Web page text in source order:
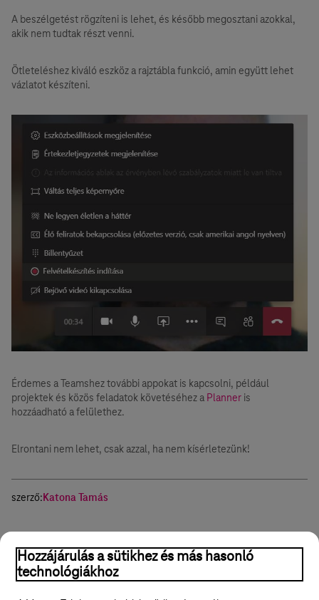
A beszélgetést rögzíteni is lehet, és később megosztani azokkal,
akik nem tudtak részt venni.
Ötleteléshez kiváló eszköz a rajztábla funkció, amin együtt lehet
vázlatot készíteni.
Érdemes a Teamshez további appokat is kapcsolni, például
projektek és közös feladatok követéséhez a Planner is
hozzáadható a felülethez.
Elrontani nem lehet, csak azzal, ha nem kísérletezünk!
szerző:Katona Tamás
Online marketing Applikáció Üzlethelyiség Értékajánlat
Hozzájárulás a sütikhez és más hasonló
technológiákhoz